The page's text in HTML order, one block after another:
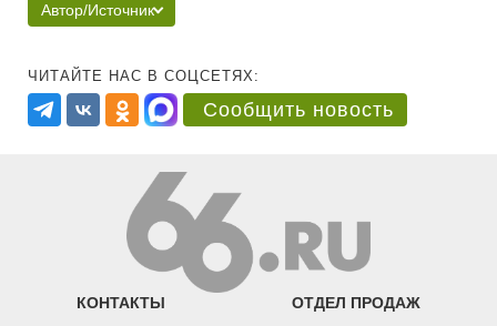
Автор/Источник
ЧИТАЙТЕ НАС В СОЦСЕТЯХ:
Сообщить новость
КОНТАКТЫ ОТДЕЛ ПРОДАЖ